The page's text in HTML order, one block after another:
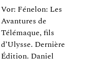
Vor: Fénelon: Les
Avantures de
Télémaque, fils
d’Ulysse. Dernière
Édition. Daniel